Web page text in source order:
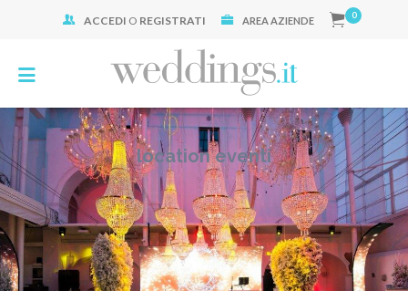
ACCEDI O REGISTRATI AREA AZIENDE 0
location eventi